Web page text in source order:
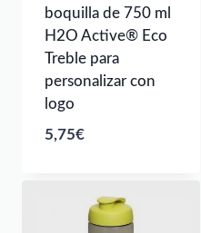
boquilla de 750 ml
H2O Active® Eco
Treble para
personalizar con
logo
5,75€